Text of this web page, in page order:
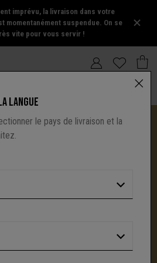
imprévu, la livraison dans votre
momentanément suspendue. On se
vite pour vous servir !
S'ÉCRIT AVEC IKKS
: le site I.Code ferme
l'audace, la créativité
LANGUE
le pays de livraison et la